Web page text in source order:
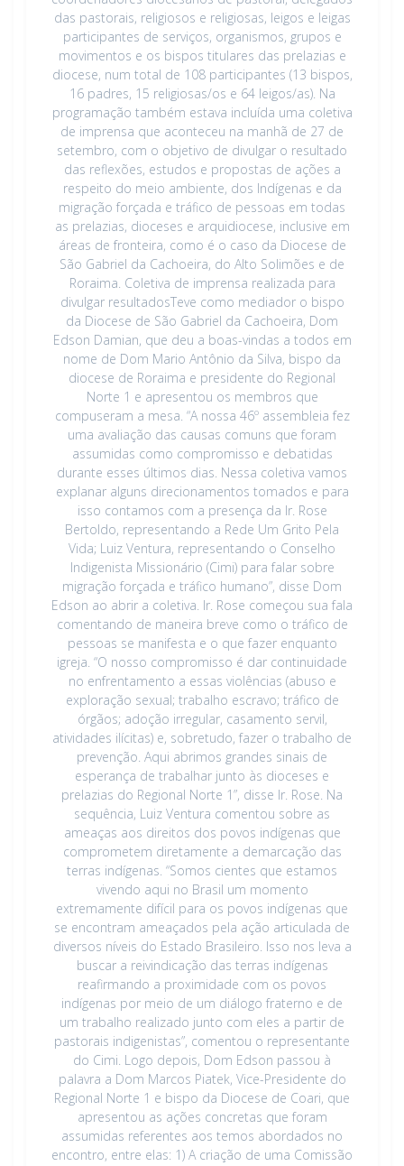
das pastorais, religiosos e religiosas, leigos e leigas
participantes de serviços, organismos, grupos e
movimentos e os bispos titulares das prelazias e
diocese, num total de 108 participantes (13 bispos,
16 padres, 15 religiosas/os e 64 leigos/as). Na
programação também estava incluída uma coletiva
de imprensa que aconteceu na manhã de 27 de
setembro, com o objetivo de divulgar o resultado
das reflexões, estudos e propostas de ações a
respeito do meio ambiente, dos Indígenas e da
migração forçada e tráfico de pessoas em todas
as prelazias, dioceses e arquidiocese, inclusive em
áreas de fronteira, como é o caso da Diocese de
São Gabriel da Cachoeira, do Alto Solimões e de
Roraima. Coletiva de imprensa realizada para
divulgar resultadosTeve como mediador o bispo
da Diocese de São Gabriel da Cachoeira, Dom
Edson Damian, que deu a boas-vindas a todos em
nome de Dom Mario Antônio da Silva, bispo da
diocese de Roraima e presidente do Regional
Norte 1 e apresentou os membros que
compuseram a mesa. “A nossa 46º assembleia fez
uma avaliação das causas comuns que foram
assumidas como compromisso e debatidas
durante esses últimos dias. Nessa coletiva vamos
explanar alguns direcionamentos tomados e para
isso contamos com a presença da Ir. Rose
Bertoldo, representando a Rede Um Grito Pela
Vida; Luiz Ventura, representando o Conselho
Indigenista Missionário (Cimi) para falar sobre
migração forçada e tráfico humano”, disse Dom
Edson ao abrir a coletiva. Ir. Rose começou sua fala
comentando de maneira breve como o tráfico de
pessoas se manifesta e o que fazer enquanto
igreja. “O nosso compromisso é dar continuidade
no enfrentamento a essas violências (abuso e
exploração sexual; trabalho escravo; tráfico de
órgãos; adoção irregular, casamento servil,
atividades ilícitas) e, sobretudo, fazer o trabalho de
prevenção. Aqui abrimos grandes sinais de
esperança de trabalhar junto às dioceses e
prelazias do Regional Norte 1”, disse Ir. Rose. Na
sequência, Luiz Ventura comentou sobre as
ameaças aos direitos dos povos indígenas que
comprometem diretamente a demarcação das
terras indígenas. “Somos cientes que estamos
vivendo aqui no Brasil um momento
extremamente difícil para os povos indígenas que
se encontram ameaçados pela ação articulada de
diversos níveis do Estado Brasileiro. Isso nos leva a
buscar a reivindicação das terras indígenas
reafirmando a proximidade com os povos
indígenas por meio de um diálogo fraterno e de
um trabalho realizado junto com eles a partir de
pastorais indigenistas”, comentou o representante
do Cimi. Logo depois, Dom Edson passou à
palavra a Dom Marcos Piatek, Vice-Presidente do
Regional Norte 1 e bispo da Diocese de Coari, que
apresentou as ações concretas que foram
assumidas referentes aos temos abordados no
encontro, entre elas: 1) A criação de uma Comissão